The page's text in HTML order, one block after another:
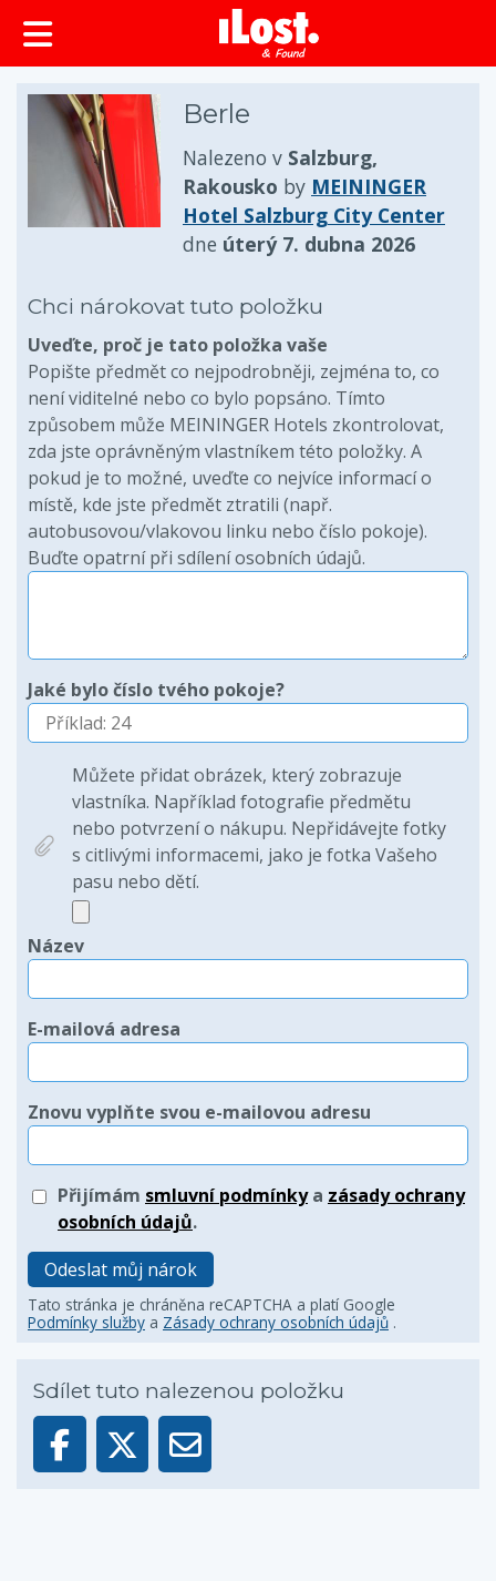
obsah
Berle
Nalezeno v Salzburg,
Rakousko by MEININGER
Hotel Salzburg City Center
dne úterý 7. dubna 2026
Chci nárokovat tuto položku
Uveďte, proč je tato položka vaše
Popište předmět co nejpodrobněji, zejména to, co
není viditelné nebo co bylo popsáno. Tímto
způsobem může MEININGER Hotels zkontrolovat,
zda jste oprávněným vlastníkem této položky. A
pokud je to možné, uveďte co nejvíce informací o
místě, kde jste předmět ztratili (např.
autobusovou/vlakovou linku nebo číslo pokoje).
Buďte opatrní při sdílení osobních údajů.
Jaké bylo číslo tvého pokoje?
Můžete přidat obrázek, který zobrazuje
vlastníka. Například fotografie předmětu
nebo potvrzení o nákupu. Nepřidávejte fotky
s citlivými informacemi, jako je fotka Vašeho
pasu nebo dětí.
Název
E-mailová adresa
Znovu vyplňte svou e-mailovou adresu
Přijímám smluvní podmínkya zásady ochrany
osobních údajů.
Odeslat můj nárok
Tato stránka je chráněna reCAPTCHA a platí Google
Podmínky služby a Zásady ochrany osobních údajů .
Sdílet tuto nalezenou položku